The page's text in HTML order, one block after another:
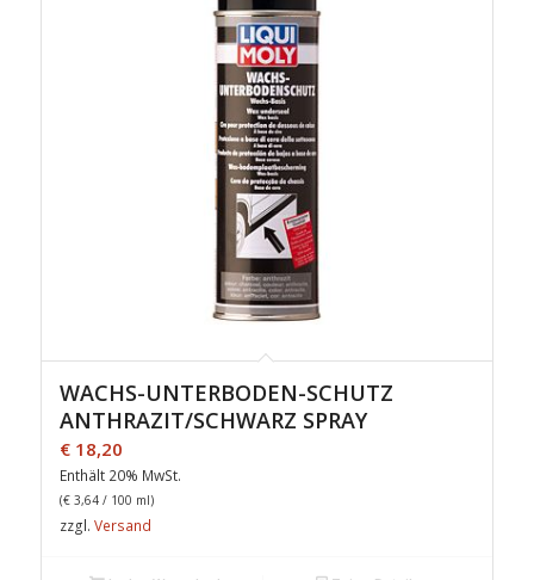
WACHS-UNTERBODEN-SCHUTZ
ANTHRAZIT/SCHWARZ SPRAY
€18,20
Enthält 20% MwSt.
(€3,64/ 100 ml)
zzgl. Versand